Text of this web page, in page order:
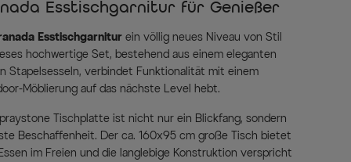
Esstischgarnitur für Genießer
Esstischgarnitur ein völlig neues Niveau von Stil
hochwertige Set, bestehend aus einem eleganten
Stapelsesseln, verbindet Funktionalität mit einem
Möblierung auf das nächste Level hebt.
Tischplatte ist nicht nur ein Blickfang, sondern
Beschaffenheit. Der ca. 160x95 cm große Tisch bietet
im Freien und die langlebige Konstruktion verspricht